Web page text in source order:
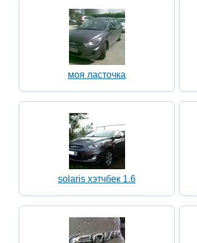
моя ласточка
solaris хэтчбек 1.6